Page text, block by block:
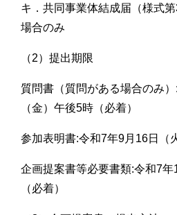
キ．共同事業体結成届（様式
場合のみ
（2）提出期限
質問書（質問がある場合のみ
（金）午後5時（必着）
参加表明書:令和7年9月16日（
企画提案書等必要書類:令和7
（必着）